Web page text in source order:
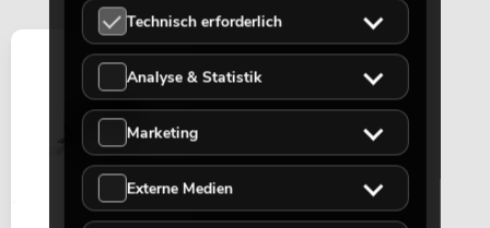
Technisch erforderlich
Analyse & Statistik
Marketing
Externe Medien